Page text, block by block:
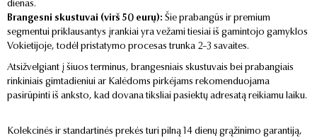
dienas.
Brangesni skustuvai (virš 50 eurų): Šie prabangūs ir premium
segmentui priklausantys įrankiai yra vežami tiesiai iš gamintojo gamyklos
Vokietijoje, todėl pristatymo procesas trunka 2–3 savaites.
Atsižvelgiant į šiuos terminus, brangesniais skustuvais bei prabangiais
rinkiniais gimtadieniui ar Kalėdoms pirkėjams rekomenduojama
pasirūpinti iš anksto, kad dovana tiksliai pasiektų adresatą reikiamu laiku.
Kolekcinės ir standartinės prekės turi pilną 14 dienų grąžinimo garantiją,